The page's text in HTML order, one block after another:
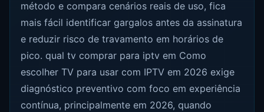
método e compara cenários reais de uso, fica
mais fácil identificar gargalos antes da assinatura
e reduzir risco de travamento em horários de
pico. qual tv comprar para iptv em Como
escolher TV para usar com IPTV em 2026 exige
diagnóstico preventivo com foco em experiência
contínua, principalmente em 2026, quando